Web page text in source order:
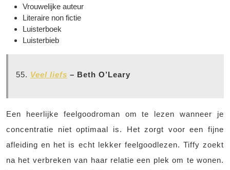
Vrouwelijke auteur
Literaire non fictie
Luisterboek
Luisterbieb
55. Veel liefs – Beth O’Leary
Een heerlijke feelgoodroman om te lezen wanneer je
concentratie niet optimaal is. Het zorgt voor een fijne
afleiding en het is echt lekker feelgoodlezen. Tiffy zoekt
na het verbreken van haar relatie een plek om te wonen.